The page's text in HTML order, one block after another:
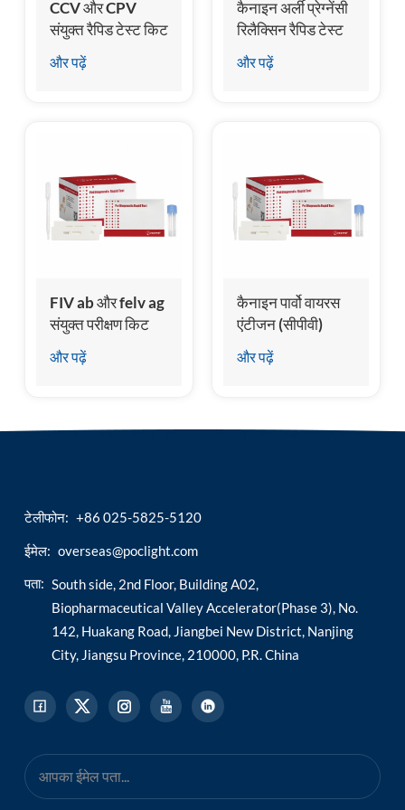
CCV और CPV
संयुक्त रैपिड टेस्ट किट
और पढ़ें
कैनाइन अर्ली प्रेग्नेंसी
रिलैक्सिन रैपिड टेस्ट
किट
और पढ़ें
FIV ab और felv ag
संयुक्त परीक्षण किट
और पढ़ें
कैनाइन पार्वो वायरस
एंटीजन (सीपीवी)
परीक्षण किट
और पढ़ें
टेलीफोन: +86 025-5825-5120
ईमेल: overseas@poclight.com
पता: South side, 2nd Floor, Building A02,
Biopharmaceutical Valley Accelerator(Phase 3), No.
142, Huakang Road, Jiangbei New District, Nanjing
City, Jiangsu Province, 210000, P.R. China